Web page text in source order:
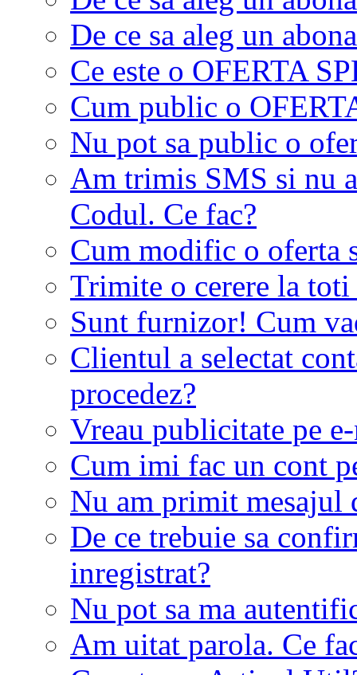
De ce sa aleg un
Ce este o OFERTA
Cum public o
Nu pot sa public o
Am trimis SMS si nu
Codul. Ce fac?
Cum modific o oferta
Trimite o cerere la
Sunt furnizor! Cum
Clientul a selectat
procedez?
Vreau publicitate pe
Cum imi fac un cont
Nu am primit mesajul
De ce trebuie sa
inregistrat?
Nu pot sa ma
Am uitat parola. Ce